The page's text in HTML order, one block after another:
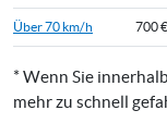
Über 70 km/h 700 €
* Wenn Sie
mehr zu schnell